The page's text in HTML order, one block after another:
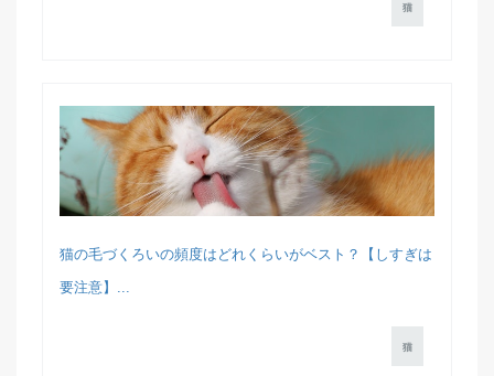
猫
猫の毛づくろいの頻度はどれくらいがベスト？【しすぎは
要注意】...
猫